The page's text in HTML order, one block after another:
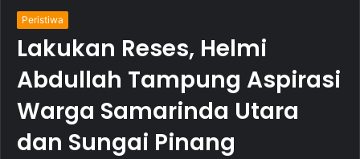
Peristiwa
Lakukan Reses, Helmi
Abdullah Tampung Aspirasi
Warga Samarinda Utara
dan Sungai Pinang